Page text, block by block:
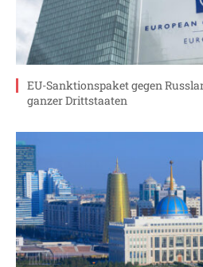
EU-Sanktionspaket gegen
ganzer Drittstaaten